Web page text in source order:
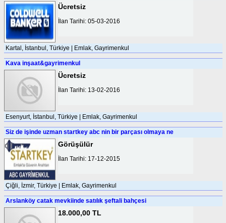
Ücretsiz
İlan Tarihi: 05-03-2016
Kartal, İstanbul, Türkiye | Emlak, Gayrimenkul
Kava inşaat&gayrimenkul
Ücretsiz
İlan Tarihi: 13-02-2016
Esenyurt, İstanbul, Türkiye | Emlak, Gayrimenkul
Siz de işinde uzman startkey abc nin bir parçası olmaya ne
Görüşülür
İlan Tarihi: 17-12-2015
Çiğli, İzmir, Türkiye | Emlak, Gayrimenkul
Arslanköy catak mevkiinde satılık şeftali bahçesi
18.000,00 TL